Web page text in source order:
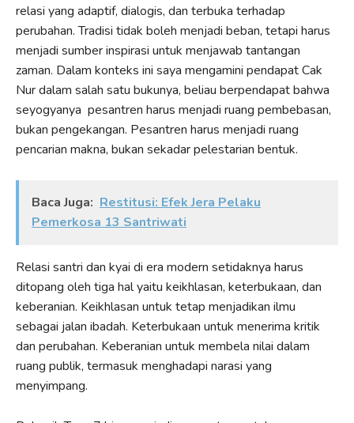
relasi yang adaptif, dialogis, dan terbuka terhadap
perubahan. Tradisi tidak boleh menjadi beban, tetapi harus
menjadi sumber inspirasi untuk menjawab tantangan
zaman. Dalam konteks ini saya mengamini pendapat Cak
Nur dalam salah satu bukunya, beliau berpendapat bahwa
seyogyanya pesantren harus menjadi ruang pembebasan,
bukan pengekangan. Pesantren harus menjadi ruang
pencarian makna, bukan sekadar pelestarian bentuk.
Baca Juga: Restitusi: Efek Jera Pelaku
Pemerkosa 13 Santriwati
Relasi santri dan kyai di era modern setidaknya harus
ditopang oleh tiga hal yaitu keikhlasan, keterbukaan, dan
keberanian. Keikhlasan untuk tetap menjadikan ilmu
sebagai jalan ibadah. Keterbukaan untuk menerima kritik
dan perubahan. Keberanian untuk membela nilai dalam
ruang publik, termasuk menghadapi narasi yang
menyimpang.